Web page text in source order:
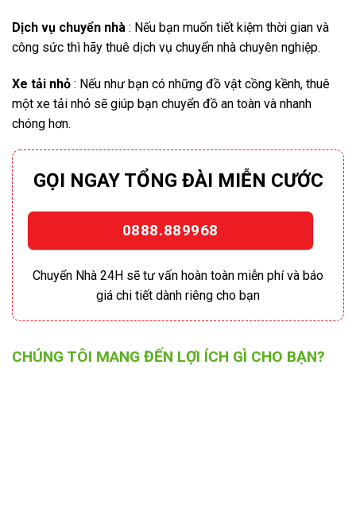
Dịch vụ chuyển nhà : Nếu bạn muốn tiết kiệm thời gian và
công sức thì hãy thuê dịch vụ chuyển nhà chuyên nghiệp.
Xe tải nhỏ : Nếu như bạn có những đồ vật cồng kềnh, thuê
một xe tải nhỏ sẽ giúp bạn chuyển đồ an toàn và nhanh
chóng hơn.
GỌI NGAY TỔNG ĐÀI MIỄN CƯỚC
0888.889968
Chuyển Nhà 24H sẽ tư vấn hoàn toàn miễn phí và báo
giá chi tiết dành riêng cho bạn
CHÚNG TÔI MANG ĐẾN LỢI ÍCH GÌ CHO BẠN?